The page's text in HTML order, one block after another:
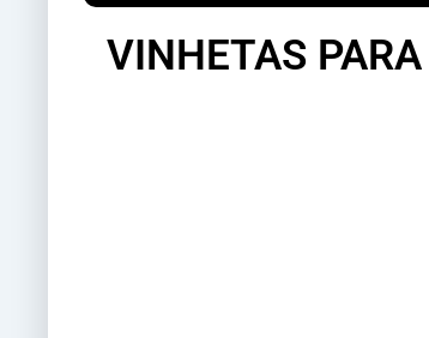
VINHETAS